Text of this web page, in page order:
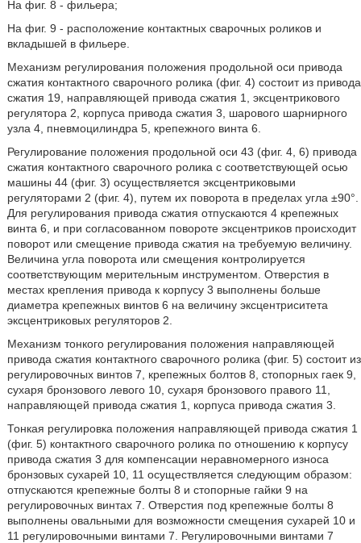
На фиг. 8 - фильера;
На фиг. 9 - расположение контактных сварочных роликов и
вкладышей в фильере.
Механизм регулирования положения продольной оси привода
сжатия контактного сварочного ролика (фиг. 4) состоит из привода
сжатия 19, направляющей привода сжатия 1, эксцентрикового
регулятора 2, корпуса привода сжатия 3, шарового шарнирного
узла 4, пневмоцилиндра 5, крепежного винта 6.
Регулирование положения продольной оси 43 (фиг. 4, 6) привода
сжатия контактного сварочного ролика с соответствующей осью
машины 44 (фиг. 3) осуществляется эксцентриковыми
регуляторами 2 (фиг. 4), путем их поворота в пределах угла ±90°.
Для регулирования привода сжатия отпускаются 4 крепежных
винта 6, и при согласованном повороте эксцентриков происходит
поворот или смещение привода сжатия на требуемую величину.
Величина угла поворота или смещения контролируется
соответствующим мерительным инструментом. Отверстия в
местах крепления привода к корпусу 3 выполнены больше
диаметра крепежных винтов 6 на величину эксцентриситета
эксцентриковых регуляторов 2.
Механизм тонкого регулирования положения направляющей
привода сжатия контактного сварочного ролика (фиг. 5) состоит из
регулировочных винтов 7, крепежных болтов 8, стопорных гаек 9,
сухаря бронзового левого 10, сухаря бронзового правого 11,
направляющей привода сжатия 1, корпуса привода сжатия 3.
Тонкая регулировка положения направляющей привода сжатия 1
(фиг. 5) контактного сварочного ролика по отношению к корпусу
привода сжатия 3 для компенсации неравномерного износа
бронзовых сухарей 10, 11 осуществляется следующим образом:
отпускаются крепежные болты 8 и стопорные гайки 9 на
регулировочных винтах 7. Отверстия под крепежные болты 8
выполнены овальными для возможности смещения сухарей 10 и
11 регулировочными винтами 7. Регулировочными винтами 7